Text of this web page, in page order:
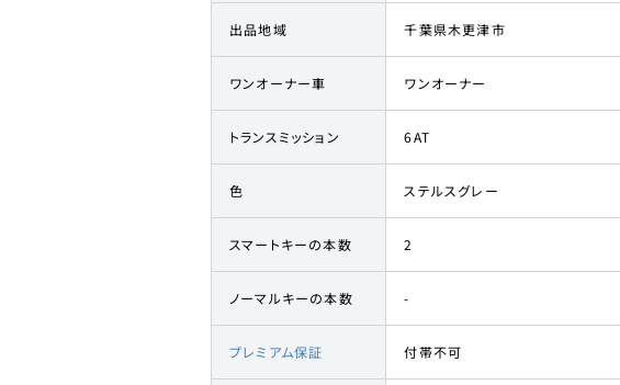
出品地域 千葉県木更津市
ワンオーナー車 ワンオーナー
トランスミッション 6AT
色 ステルスグレー
スマートキーの本数 2
ノーマルキーの本数 -
プレミアム保証 付帯不可